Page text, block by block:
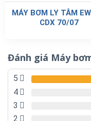
MÁY BƠM LY TÂM
CDX 70/07
Đánh giá Máy
5
4
3
2